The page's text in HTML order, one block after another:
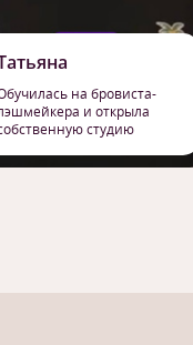
на бровиста-
и открыла
студию